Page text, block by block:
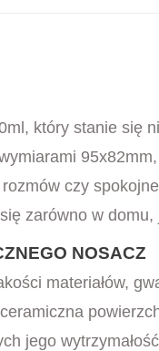
który stanie się
czy
zarówno w domu,
NOSACZ
materiałów,
jego